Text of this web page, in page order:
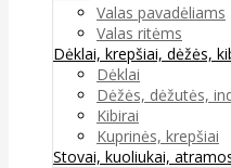
Valas pavadėliams
Valas ritėms
Dėklai, krepšiai, dėžės,
Dėklai
Dėžės, dėžutės,
Kibirai
Kuprinės, krepšiai
Stovai, kuoliukai,